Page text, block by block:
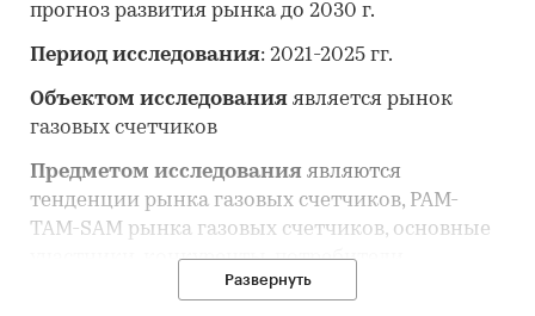
прогноз развития рынка до 2030 г.
Период исследования: 2021-2025 гг.
Объектом исследования является рынок
газовых счетчиков
Предметом исследования являются
тенденции рынка газовых счетчиков, PAM-
TAM-SAM рынка газовых счетчиков, основные
участники, конкуренты, потребители
Анализ рынка газовых счетчиков выполнен по
Развернуть